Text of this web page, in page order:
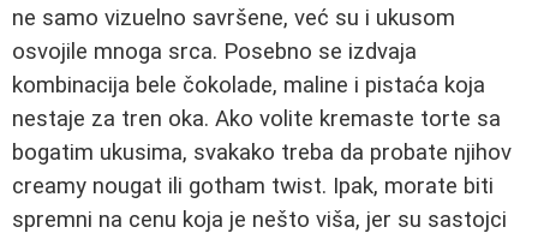
ne samo vizuelno savršene, već su i ukusom
osvojile mnoga srca. Posebno se izdvaja
kombinacija bele čokolade, maline i pistaća koja
nestaje za tren oka. Ako volite kremaste torte sa
bogatim ukusima, svakako treba da probate njihov
creamy nougat ili gotham twist. Ipak, morate biti
spremni na cenu koja je nešto viša, jer su sastojci